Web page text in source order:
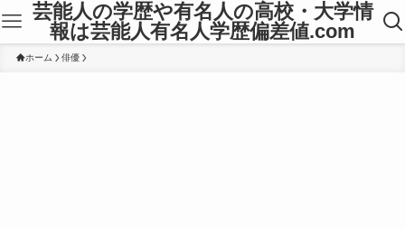
芸能人の学歴や有名人の高校・大学情
報は芸能人有名人学歴偏差値.com
ホーム 俳優